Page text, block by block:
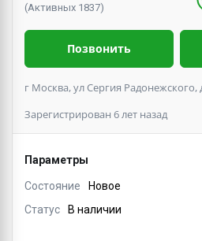
(Активных 1837)
Позвонить
г Москва, ул Сергия Радонежского,
Зарегистрирован 6 лет назад
Параметры
Состояние
Новое
Статус
В наличии